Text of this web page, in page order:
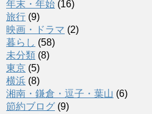
年末・年始 (16)
旅行 (9)
映画・ドラマ (2)
暮らし (58)
未分類 (8)
東京 (5)
横浜 (8)
湘南・鎌倉・逗子・葉山 (6)
節約ブログ (9)